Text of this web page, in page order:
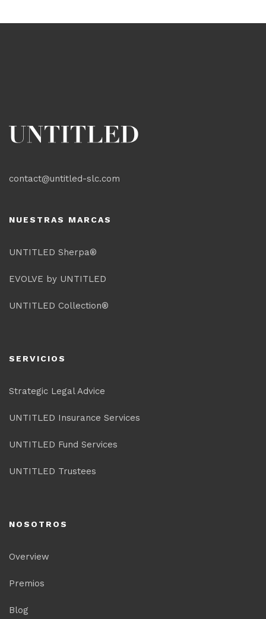
contact@untitled-slc.com
NUESTRAS MARCAS
UNTITLED Sherpa®
EVOLVE by UNTITLED
UNTITLED Collection®
SERVICIOS
Strategic Legal Advice
UNTITLED Insurance Services
UNTITLED Fund Services
UNTITLED Trustees
NOSOTROS
Overview
Premios
Blog